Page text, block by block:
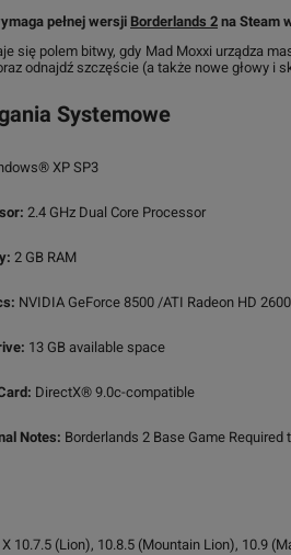
pełnej wersji Borderlands 2 na Steam
się polem bitwy, gdy Mad Moxxi urządza
odnajdź szczęście (a także nowe głowy i
Systemowe
XP SP3
2.4 GHz Dual Core Processor
2 GB RAM
NVIDIA GeForce 8500 /ATI Radeon HD 2600
13 GB available space
DirectX® 9.0c-compatible
Notes: Borderlands 2 Base Game Required
X 10.7.5 (Lion), 10.8.5 (Mountain Lion), 10.9